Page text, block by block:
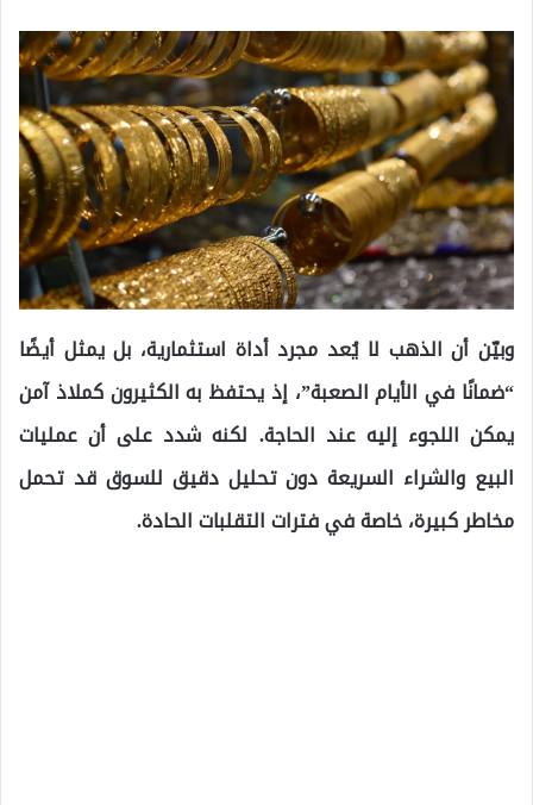
وبيّن أن الذهب لا يُعد مجرد أداة استثمارية، بل يمثل أيضًا
“ضمانًا في الأيام الصعبة”، إذ يحتفظ به الكثيرون كملاذ آمن
يمكن اللجوء إليه عند الحاجة. لكنه شدد على أن عمليات
البيع والشراء السريعة دون تحليل دقيق للسوق قد تحمل
مخاطر كبيرة، خاصة في فترات التقلبات الحادة.